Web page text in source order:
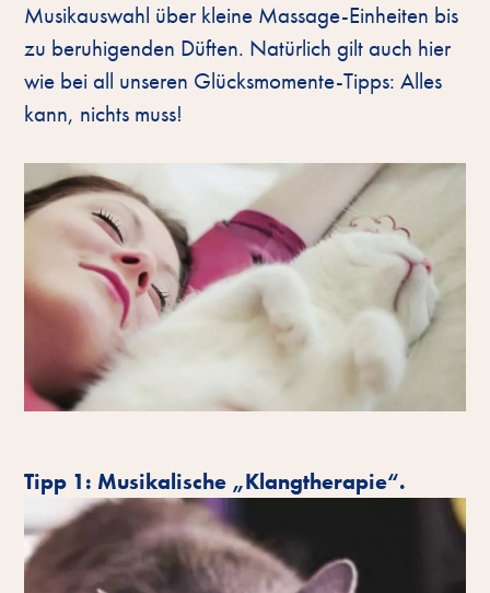
Musikauswahl über kleine Massage-Einheiten bis
zu beruhigenden Düften. Natürlich gilt auch hier
wie bei all unseren Glücksmomente-Tipps: Alles
kann, nichts muss!
Tipp 1: Musikalische „Klangtherapie“.